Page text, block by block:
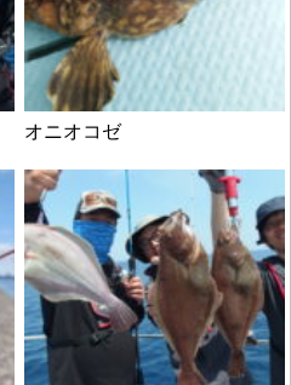
オニオコゼ